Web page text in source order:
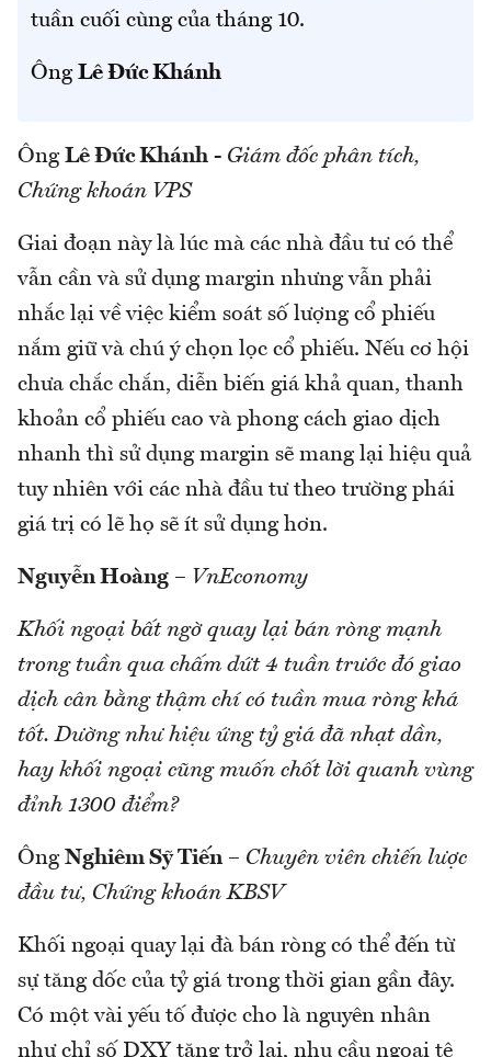
tuần cuối cùng của tháng 10.
Ông Lê Đức Khánh
Ông Lê Đức Khánh - Giám đốc phân tích,
Chứng khoán VPS
Giai đoạn này là lúc mà các nhà đầu tư có thể
vẫn cần và sử dụng margin nhưng vẫn phải
nhắc lại về việc kiểm soát số lượng cổ phiếu
nắm giữ và chú ý chọn lọc cổ phiếu. Nếu cơ hội
chưa chắc chắn, diễn biến giá khả quan, thanh
khoản cổ phiếu cao và phong cách giao dịch
nhanh thì sử dụng margin sẽ mang lại hiệu quả
tuy nhiên với các nhà đầu tư theo trường phái
giá trị có lẽ họ sẽ ít sử dụng hơn.
Nguyễn Hoàng – VnEconomy
Khối ngoại bất ngờ quay lại bán ròng mạnh
trong tuần qua chấm dứt 4 tuần trước đó giao
dịch cân bằng thậm chí có tuần mua ròng khá
tốt. Dường như hiệu ứng tỷ giá đã nhạt dần,
hay khối ngoại cũng muốn chốt lời quanh vùng
đỉnh 1300 điểm?
Ông Nghiêm Sỹ Tiến– Chuyên viên chiến lược
đầu tư, Chứng khoán KBSV
Khối ngoại quay lại đà bán ròng có thể đến từ
sự tăng dốc của tỷ giá trong thời gian gần đây.
Có một vài yếu tố được cho là nguyên nhân
như chỉ số DXY tăng trở lại, nhu cầu ngoại tệ